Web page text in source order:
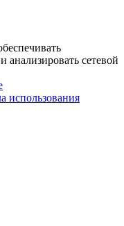
анализировать сетевой
использования